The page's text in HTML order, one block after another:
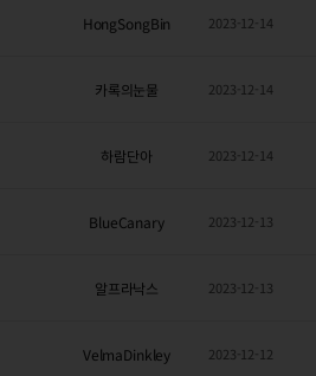
HongSongBin 2023-12-14
카록의눈물 2023-12-14
하람단아 2023-12-14
BlueCanary 2023-12-13
알프라낙스 2023-12-13
VelmaDinkley 2023-12-12